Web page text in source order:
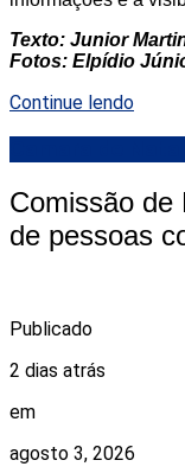
Texto: Junior
Fotos: Elpídio
Continue lendo
Comissão de
de pessoas
Publicado
2 dias atrás
em
agosto 3, 2026